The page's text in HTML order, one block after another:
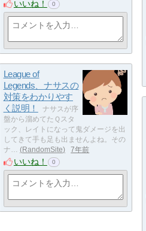
いいね！ 0
League of
Legends、ナサスの
対策をわかりやす
く説明！
ナサスが序
盤から溜めてたＱスタ
ック、レイトになって鬼ダメージを出
してきて手も足も出ませんよね。その
ナ…
RandomSite 7年前
いいね！ 0